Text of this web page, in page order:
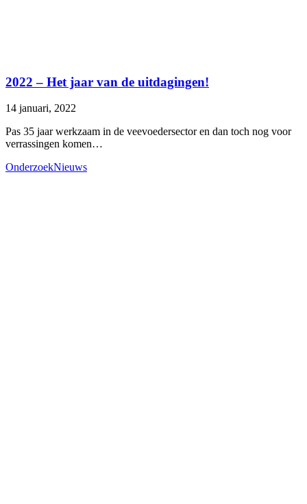
2022 – Het jaar van de uitdagingen!
14 januari, 2022
Pas 35 jaar werkzaam in de veevoedersector en dan toch nog voor
verrassingen komen…
OnderzoekNieuws